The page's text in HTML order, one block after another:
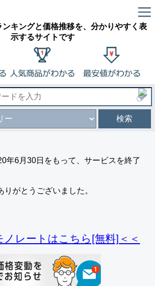
ンキングと価格推移を、分かりやすく表
示するサイトです
検索
年6月30日をもって、サービスを終了
がとうございました。
ノレートはこちら[無料]＜＜